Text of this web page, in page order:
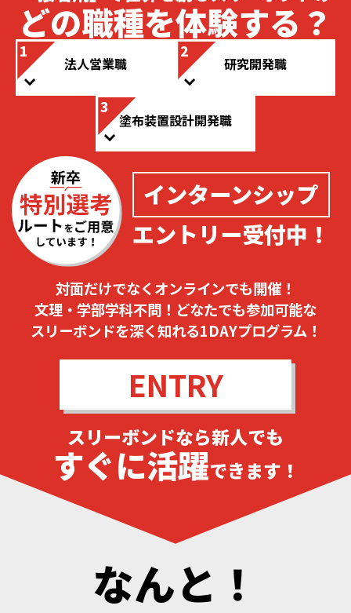
どの職種を体験する？
1
法人営業職
2
研究開発職
3
塗布装置設計開発職
インターンシップ
エントリー受付中！
対面だけでなくオンラインでも開催！
文理・学部学科不問！どなたでも参加可能な
スリーボンドを深く知れる1DAYプログラム！
ENTRY
スリーボンドなら新人でも
すぐに活躍できます！
なんと！